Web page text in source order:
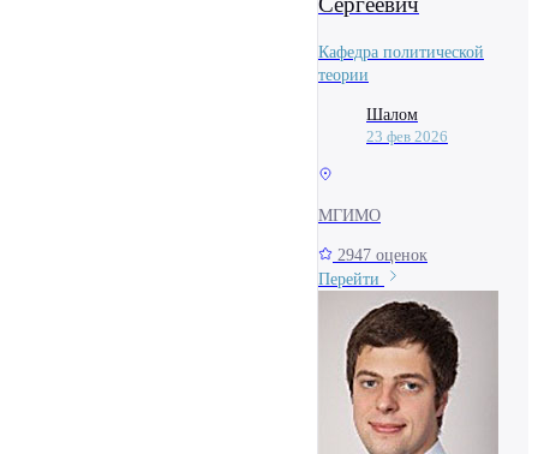
Кафедра политической
теории
Шалом
23 фев 2026
МГИМО
2947 оценок
Перейти